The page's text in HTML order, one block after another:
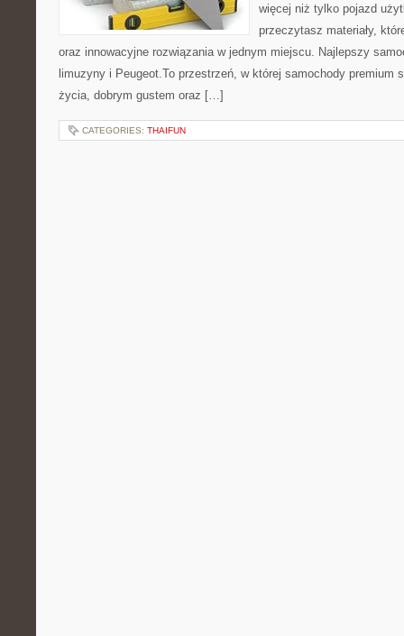
więcej niż tylko pojazd
przeczytasz materiały,
oraz innowacyjne rozwiązania w jednym miejscu. Najlepszy
limuzyny i Peugeot.To przestrzeń, w której samochody premium
życia, dobrym gustem oraz […]
CATEGORIES: THAIFUN